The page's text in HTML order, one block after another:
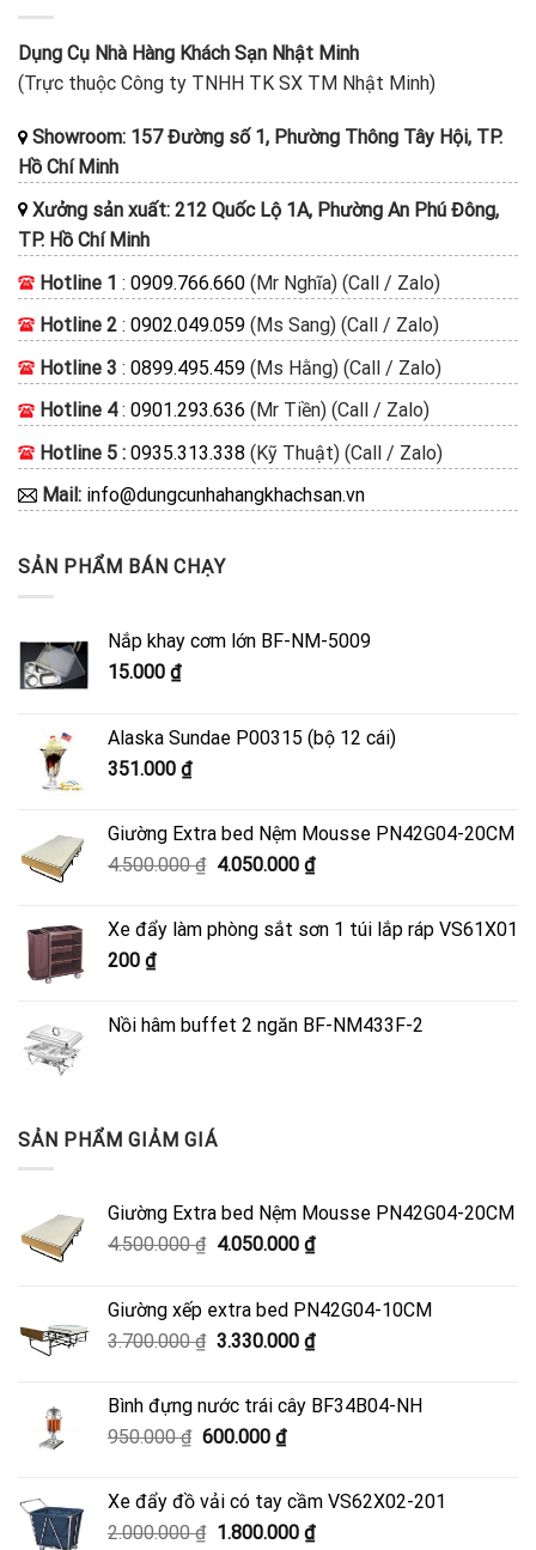
Dụng Cụ Nhà Hàng Khách Sạn Nhật Minh
(Trực thuộc Công ty TNHH TK SX TM Nhật Minh)
Showroom: 157 Đường số 1, Phường Thông Tây Hội, TP.
Hồ Chí Minh
Xưởng sản xuất: 212 Quốc Lộ 1A, Phường An Phú Đông,
TP. Hồ Chí Minh
Hotline 1 : 0909.766.660 (Mr Nghĩa) (Call / Zalo)
Hotline 2 : 0902.049.059 (Ms Sang) (Call / Zalo)
Hotline 3 : 0899.495.459 (Ms Hằng) (Call / Zalo)
Hotline 4: 0901.293.636 (Mr Tiền) (Call / Zalo)
Hotline 5 : 0935.313.338 (Kỹ Thuật) (Call / Zalo)
Mail: info@dungcunhahangkhachsan.vn
SẢN PHẨM BÁN CHẠY
Nắp khay cơm lớn BF-NM-5009
15.000 ₫
Alaska Sundae P00315 (bộ 12 cái)
351.000 ₫
Giường Extra bed Nệm Mousse PN42G04-20CM
4.500.000₫ Giá
4.500.000 ₫.
4.050.000 ₫Giá
là:
Xe đẩy làm phòng sắt sơn 1 túi lắp ráp VS61X01
200 ₫
Nồi hâm buffet 2 ngăn BF-NM433F-2
SẢN PHẨM GIẢM GIÁ
Giường Extra bed Nệm Mousse PN42G04-20CM
4.500.000₫ Giá
4.500.000 ₫.
4.050.000 ₫Giá
là:
4.050.000 ₫.
Giường xếp extra bed PN42G04-10CM
3.700.000₫ Giá
3.700.000 ₫.
3.330.000 ₫Giá
là:
Bình đựng nước trái cây BF34B04-NH
950.000₫ Giá
950.000 ₫.
600.000 ₫Giá
là:
600.000 ₫.
Xe đẩy đồ vải có tay cầm VS62X02-201
2.000.000₫ Giá
1.800.000 ₫Giá